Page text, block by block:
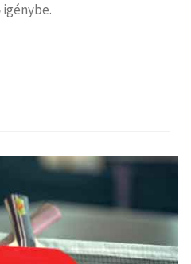
vehető igénybe.